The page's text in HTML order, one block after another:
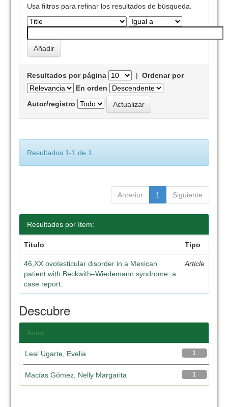
Usa filtros para refinar los resultados de búsqueda.
Resultados por página |Ordenar por
En orden
Autor/registro
Resultados 1-1 de 1.
Anterior 1 Siguiente
Resultados por ítem:
Título Tipo
46,XX ovotesticular disorder in a Mexican
patient with Beckwith–Wiedemann syndrome: a
case report.
Article
Descubre
Autor
1
Leal Ugarte, Evelia
1
Macías Gómez, Nelly Margarita